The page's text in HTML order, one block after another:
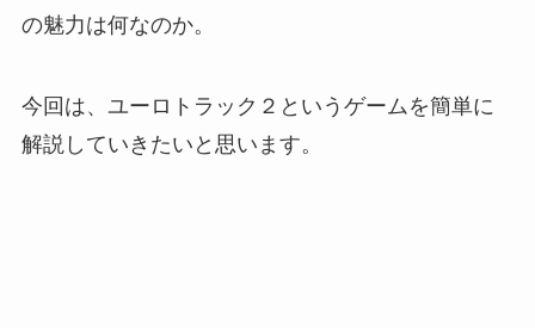
の魅力は何なのか。
今回は、ユーロトラック２というゲームを簡単に
解説していきたいと思います。